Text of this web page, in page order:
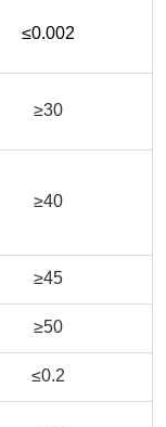
≤0.002
≥30
≥40
≥45
≥50
≤0.2